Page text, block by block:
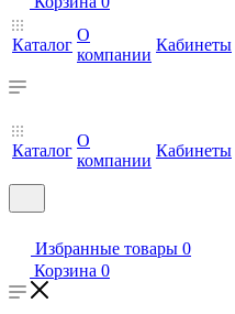
Каталог
О
компании
Кабинеты
Каталог
О
компании
Кабинеты
Избранные товары 0
Корзина 0